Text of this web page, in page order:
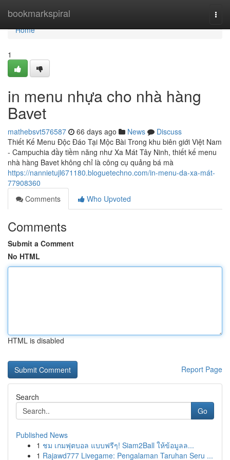
bookmarkspiral
Home
Home
1
in menu nhựa cho nhà hàng
Bavet
mathebsvt576587 66 days ago News
Discuss
Thiết Kế Menu Độc Đáo Tại Mộc Bài Trong khu biên giới Việt Nam
- Campuchia đầy tiềm năng như Xa Mát Tây Ninh, thiết kế menu
nhà hàng Bavet không chỉ là công cụ quảng bá mà
https://nannietujl671180.bloguetechno.com/in-menu-da-xa-mát-
77908360
Comments
Who Upvoted
Comments
Submit a Comment
No HTML
HTML is disabled
Report Page
Search
Go
Published News
1 ชม เกมฟุตบอล แบบฟรีๆ! Siam2Ball ให้ข้อมูลล...
1 Rajawd777 Livegame: Pengalaman Taruhan Seru ...